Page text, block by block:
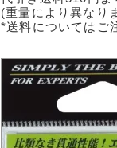
(重量により異なり
*送料についてはご